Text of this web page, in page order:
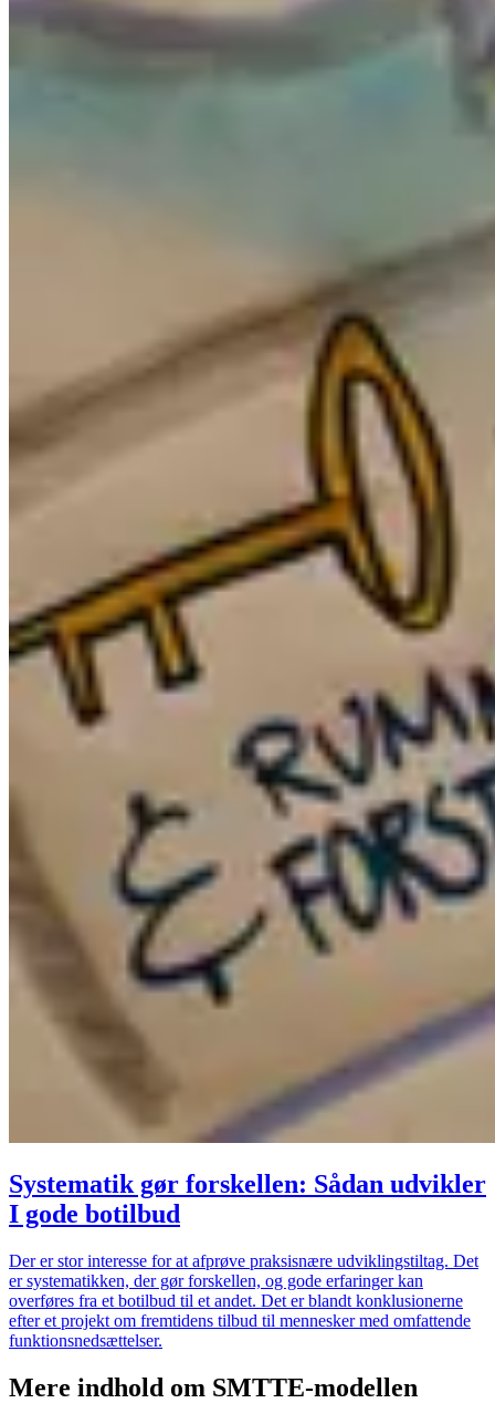
Systematik gør forskellen: Sådan udvikler
I gode botilbud
Der er stor interesse for at afprøve praksisnære udviklingstiltag. Det
er systematikken, der gør forskellen, og gode erfaringer kan
overføres fra et botilbud til et andet. Det er blandt konklusionerne
efter et projekt om fremtidens tilbud til mennesker med omfattende
funktionsnedsættelser.
Mere indhold om SMTTE-modellen